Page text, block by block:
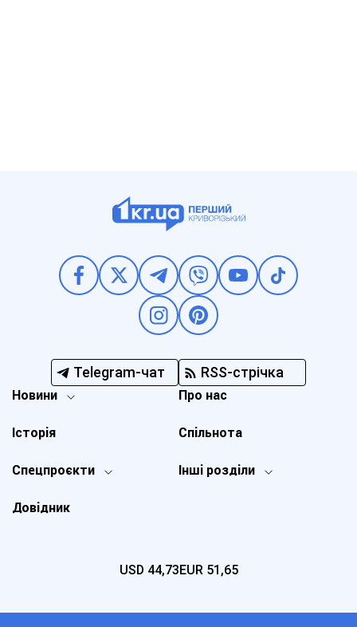
Telegram-чат RSS-стрічка
Новини
Спецпроєкти Інші розділи
Історія
Про нас
Довідник
Спільнота
USD 44,73EUR 51,65